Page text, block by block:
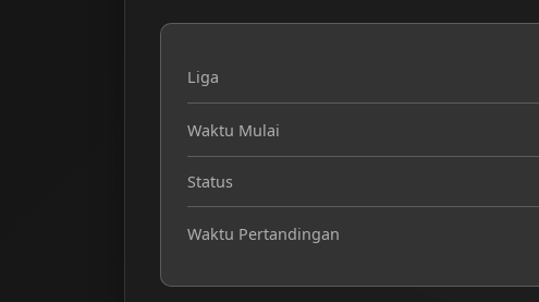
Liga
Waktu Mulai
Status
Waktu Pertandingan